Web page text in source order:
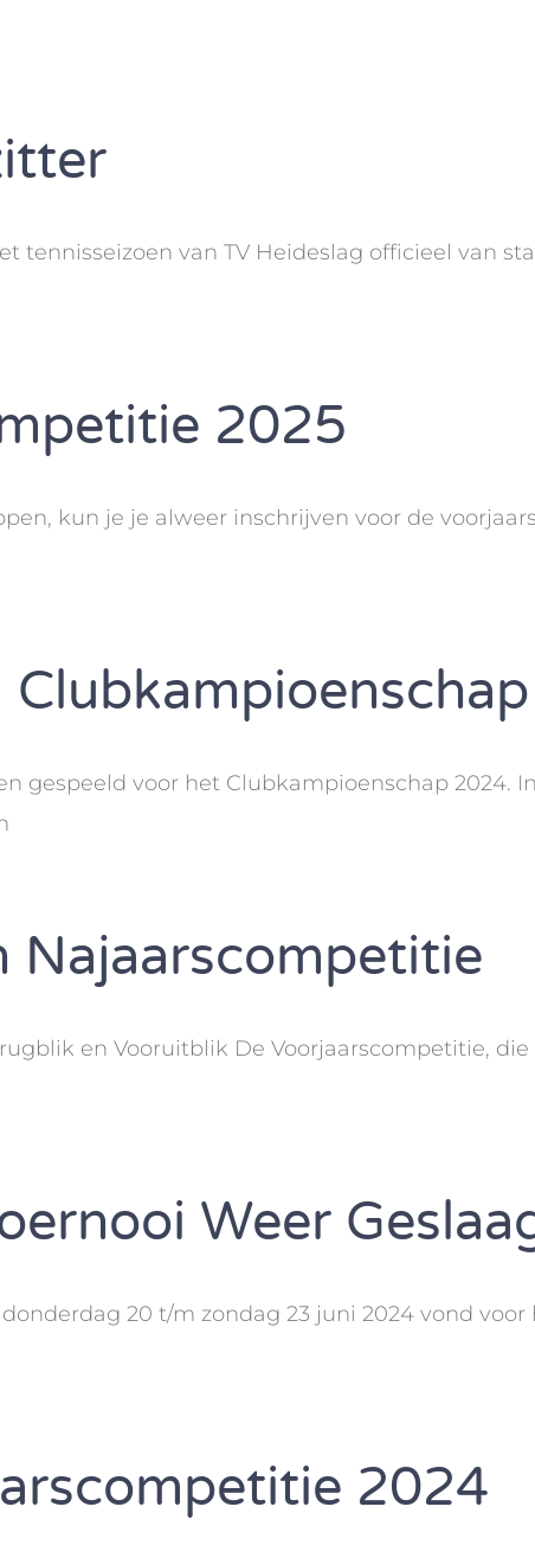
tennisseizoen van TV Heideslag officieel van
2025
kun je je alweer inschrijven voor de
gespeeld voor het Clubkampioenschap 2024.
Najaarscompetitie
en Vooruitblik De Voorjaarscompetitie,
Weer
20 t/m zondag 23 juni 2024 vond
2024